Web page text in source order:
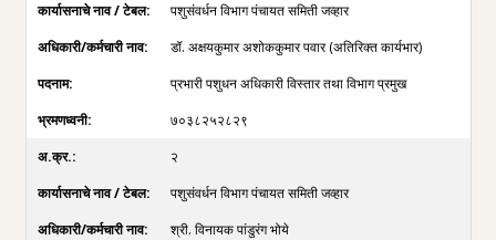
पशुसंवर्धन विभाग पंचायत समिती जव्हार
डॉ. अक्षयकुमार अशोककुमार पवार (अतिरिक्त कार्यभार)
प्रभारी पशुधन अधिकारी विस्तार तथा विभाग प्रमुख
७०३८२५२८२९
२
पशुसंवर्धन विभाग पंचायत समिती जव्हार
श्री. विनायक पांडुरंग भोये